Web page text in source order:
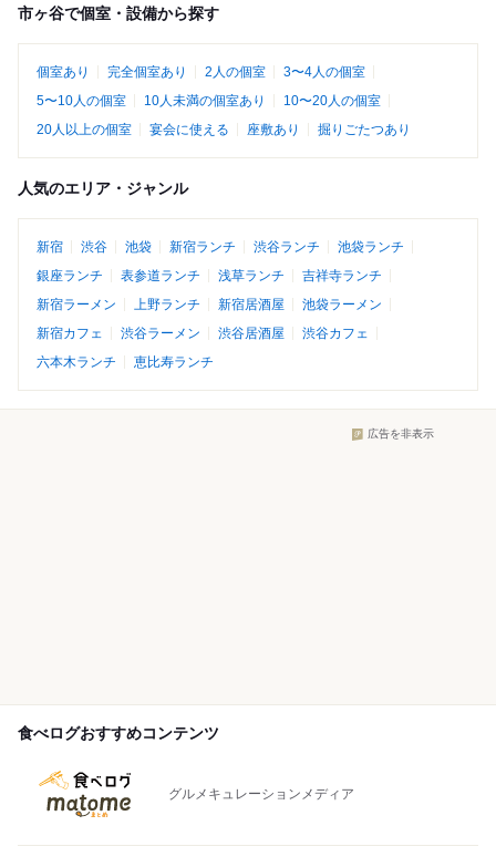
市ヶ谷で個室・設備から探す
個室あり 完全個室あり 2人の個室
3〜4人の個室
5〜10人の個室
10人未満の個室あり
10〜20人の個室
20人以上の個室
宴会に使える 座敷あり 掘りごたつあり
人気のエリア・ジャンル
新宿 渋谷 池袋 新宿ランチ 渋谷ランチ
池袋ランチ
銀座ランチ
表参道ランチ 浅草ランチ
吉祥寺ランチ
新宿ラーメン
上野ランチ 新宿居酒屋
池袋ラーメン
新宿カフェ
渋谷ラーメン 渋谷居酒屋
渋谷カフェ
六本木ランチ
恵比寿ランチ
広告を非表示
食べログおすすめコンテンツ
グルメキュレーションメディア